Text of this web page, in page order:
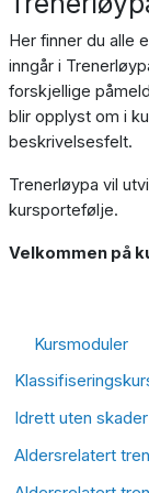
Her finner du alle
inngår i
forskjellige
blir opplyst om i
beskrivelsesfelt.
Trenerløypa vil
kursportefølje.
Velkommen på
Kursmoduler
Idrett uten skader
Aldersrelatert